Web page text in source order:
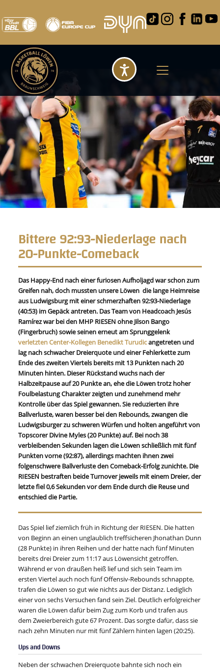
Bittere 92:93-Niederlage nach
20-Punkte-Comeback
Das Happy-End nach einer furiosen Aufholjagd war schon zum
Greifen nah, doch mussten unsere Löwen die lange Heimreise
aus Ludwigsburg mit einer schmerzhaften 92:93-Niederlage
(40:53) im Gepäck antreten. Das Team von Headcoach Jesús
Ramírez war bei den MHP RIESEN ohne Jilson Bango
(Fingerbruch) sowie seinen erneut am Sprunggelenk
verletzten Center-Kollegen Benedikt Turudicangetreten und
lag nach schwacher Dreierquote und einer Fehlerkette zum
Ende des zweiten Viertels bereits mit 13 Punkten nach 20
Minuten hinten. Dieser Rückstand wuchs nach der
Halbzeitpause auf 20 Punkte an, ehe die Löwen trotz hoher
Foulbelastung Charakter zeigten und zunehmend mehr
Kontrolle über das Spiel gewannen. Sie reduzierten ihre
Ballverluste, waren besser bei den Rebounds, zwangen die
Ludwigsburger zu schweren Würfen und holten angeführt von
Topscorer Divine Myles (20 Punkte) auf. Bei noch 38
verbleibenden Sekunden lagen die Löwen schließlich mit fünf
Punkten vorne (92:87), allerdings machten ihnen zwei
folgenschwere Ballverluste den Comeback-Erfolg zunichte. Die
RIESEN bestraften beide Turnover jeweils mit einem Dreier, der
letzte fiel 0,6 Sekunden vor dem Ende durch die Reuse und
entschied die Partie.
Das Spiel lief ziemlich früh in Richtung der RIESEN. Die hatten
von Beginn an einen unglaublich treffsicheren Jhonathan Dunn
(28 Punkte) in ihren Reihen und der hatte nach fünf Minuten
bereits drei Dreier zum 11:17 aus Löwensicht getroffen.
Während er von draußen heiß lief und sich sein Team im
ersten Viertel auch noch fünf Offensiv-Rebounds schnappte,
trafen die Löwen so gut wie nichts aus der Distanz. Lediglich
einer von sechs Versuchen fand sein Ziel. Deutlich erfolgreicher
waren die Löwen dafür beim Zug zum Korb und trafen aus
dem Zweierbereich gute 67 Prozent. Das sorgte dafür, dass sie
nach zehn Minuten nur mit fünf Zählern hinten lagen (20:25).
Ups and Downs
Neben der schwachen Dreierquote bahnte sich noch ein